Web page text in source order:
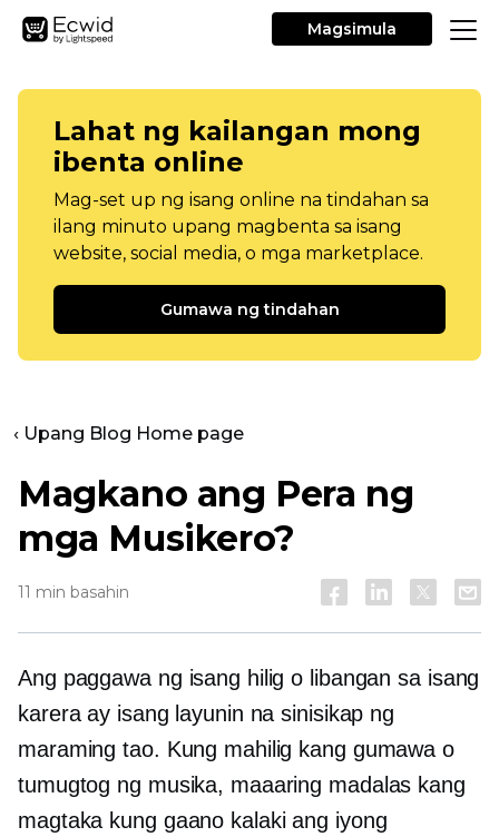
Magsimula
Lahat ng kailangan mong
ibenta online
Mag-set up ng isang online na tindahan sa
ilang minuto upang magbenta sa isang
website, social media, o mga marketplace.
Gumawa ng tindahan
‹ Upang Blog Home page
Magkano ang Pera ng
mga Musikero?
11 min basahin
Ang paggawa ng isang hilig o libangan sa isang
karera ay isang layunin na sinisikap ng
maraming tao. Kung mahilig kang gumawa o
tumugtog ng musika, maaaring madalas kang
magtaka kung gaano kalaki ang iyong